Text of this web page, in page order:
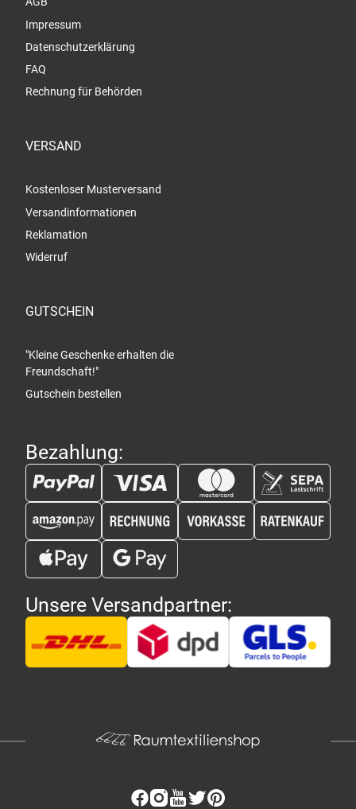
Impressum
Datenschutzerklärung
FAQ
Rechnung für Behörden
VERSAND
Kostenloser Musterversand
Versandinformationen
Reklamation
Widerruf
GUTSCHEIN
"Kleine Geschenke erhalten die
Freundschaft!"
Gutschein bestellen
Bezahlung:
Unsere Versandpartner: